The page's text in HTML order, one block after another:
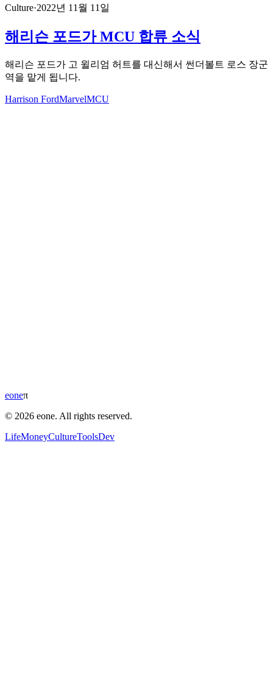
Culture·2022년 11월 11일
해리슨 포드가 MCU 합류 소식
해리슨 포드가 고 윌리엄 허트를 대신해서 썬더볼트 로스 장군
역을 맡게 됩니다.
Harrison FordMarvelMCU
eoneπ
© 2026 eone. All rights reserved.
LifeMoneyCultureToolsDev